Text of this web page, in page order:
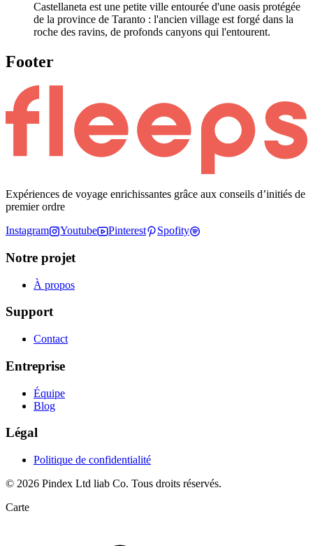
Castellaneta est une petite ville entourée d'une oasis protégée
de la province de Taranto : l'ancien village est forgé dans la
roche des ravins, de profonds canyons qui l'entourent.
Footer
Expériences de voyage enrichissantes grâce aux conseils d’initiés de
premier ordre
Instagram
Youtube Pinterest Spofity
Notre projet
À propos
Support
Contact
Entreprise
Équipe
Blog
Légal
Politique de confidentialité
© 2026 Pindex Ltd liab Co. Tous droits réservés.
Carte